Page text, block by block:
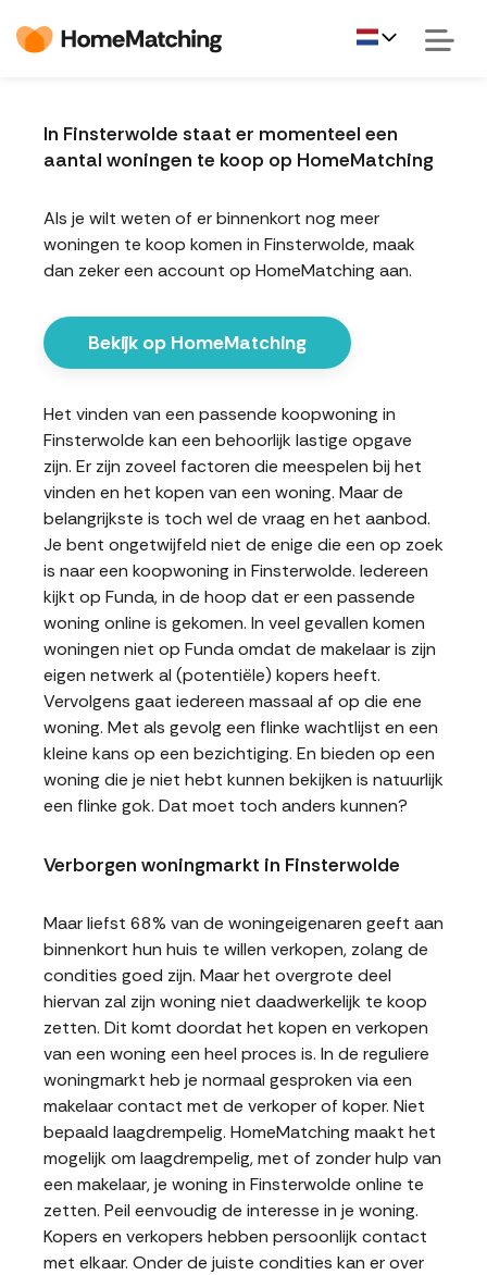
In Finsterwolde staat er momenteel een
aantal woningen te koop op HomeMatching
Als je wilt weten of er binnenkort nog meer
woningen te koop komen in Finsterwolde, maak
dan zeker een account op HomeMatching aan.
Bekijk op HomeMatching
Het vinden van een passende koopwoning in
Finsterwolde kan een behoorlijk lastige opgave
zijn. Er zijn zoveel factoren die meespelen bij het
vinden en het kopen van een woning. Maar de
belangrijkste is toch wel de vraag en het aanbod.
Je bent ongetwijfeld niet de enige die een op zoek
is naar een koopwoning in Finsterwolde. Iedereen
kijkt op Funda, in de hoop dat er een passende
woning online is gekomen. In veel gevallen komen
woningen niet op Funda omdat de makelaar is zijn
eigen netwerk al (potentiële) kopers heeft.
Vervolgens gaat iedereen massaal af op die ene
woning. Met als gevolg een flinke wachtlijst en een
kleine kans op een bezichtiging. En bieden op een
woning die je niet hebt kunnen bekijken is natuurlijk
een flinke gok. Dat moet toch anders kunnen?
Verborgen woningmarkt in Finsterwolde
Maar liefst 68% van de woningeigenaren geeft aan
binnenkort hun huis te willen verkopen, zolang de
condities goed zijn. Maar het overgrote deel
hiervan zal zijn woning niet daadwerkelijk te koop
zetten. Dit komt doordat het kopen en verkopen
van een woning een heel proces is. In de reguliere
woningmarkt heb je normaal gesproken via een
makelaar contact met de verkoper of koper. Niet
bepaald laagdrempelig. HomeMatching maakt het
mogelijk om laagdrempelig, met of zonder hulp van
een makelaar, je woning in Finsterwolde online te
zetten. Peil eenvoudig de interesse in je woning.
Kopers en verkopers hebben persoonlijk contact
met elkaar. Onder de juiste condities kan er over